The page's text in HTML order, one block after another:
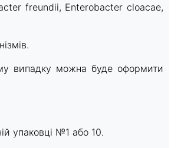
freundii, Enterobacter cloacae,
випадку можна буде оформити
упаковці №1 або 10.